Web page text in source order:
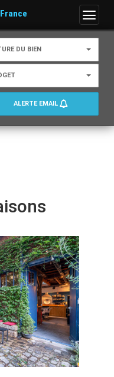
Menu
DU BIEN
ALERTE EMAIL